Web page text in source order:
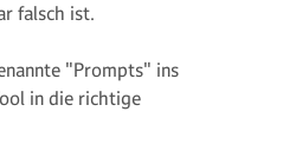
falsch ist.
"Prompts" ins
in die richtige